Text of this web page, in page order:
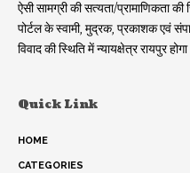
ऐसी सामग्री की सत्यता/प्रामाणिकता की
पोर्टल के स्वामी, मुद्रक, प्रकाशक एवं
विवाद की स्थिति में न्यायक्षेत्र रायपुर
Quick Link
HOME
CATEGORIES